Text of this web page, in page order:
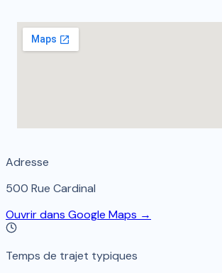
Adresse
500 Rue Cardinal
Ouvrir dans Google Maps →
Temps de trajet typiques